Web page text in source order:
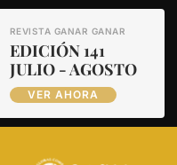
REVISTA GANAR GANAR
EDICIÓN 141
JULIO - AGOSTO
VER AHORA